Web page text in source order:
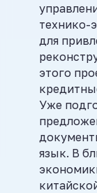
технико-
для
этого
Уже
язык. В